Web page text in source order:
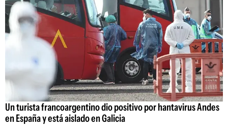
Un turista francoargentino dio positivo por hantavirus Andes
en España y está aislado en Galicia